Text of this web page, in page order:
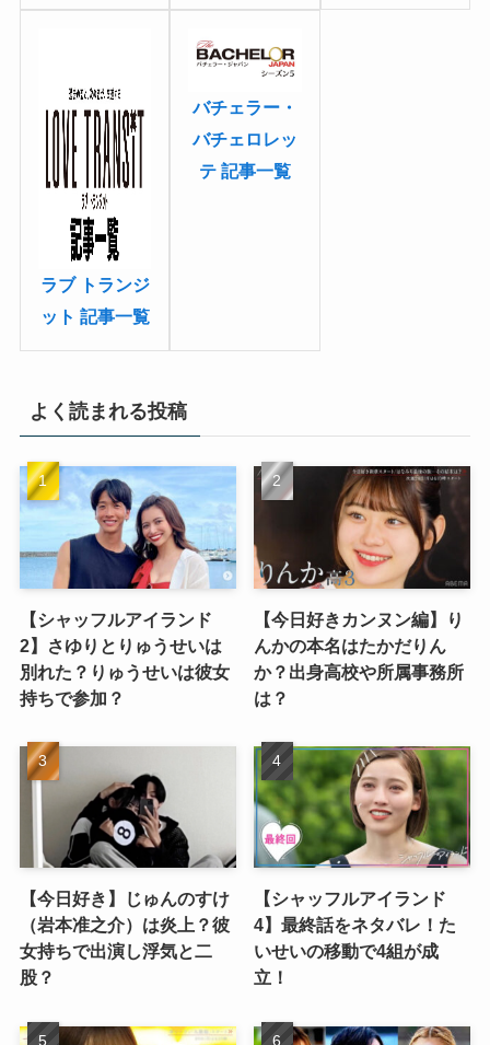
ラブ トランジ
ット 記事一覧
バチェラー・
バチェロレッ
テ 記事一覧
よく読まれる投稿
【シャッフルアイランド
2】さゆりとりゅうせいは
別れた？りゅうせいは彼女
持ちで参加？
【今日好きカンヌン編】り
んかの本名はたかだりん
か？出身高校や所属事務所
は？
【今日好き】じゅんのすけ
（岩本准之介）は炎上？彼
女持ちで出演し浮気と二
股？
【シャッフルアイランド
4】最終話をネタバレ！た
いせいの移動で4組が成
立！